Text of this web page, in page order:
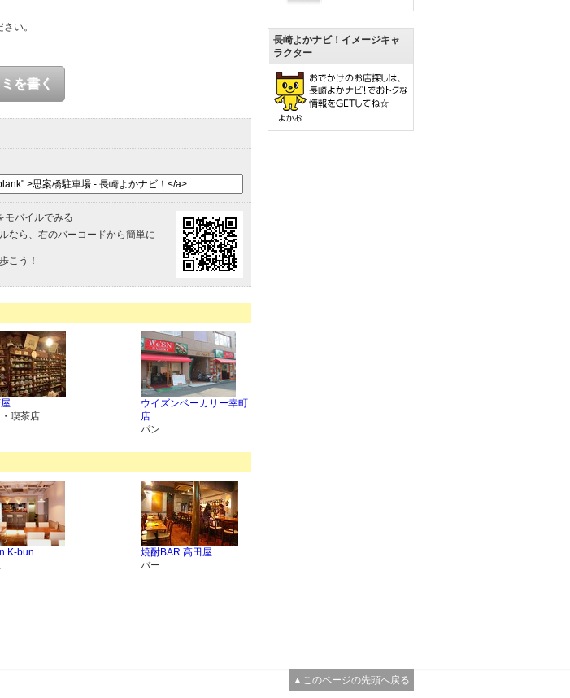
い。
を書く
モバイルでみる
なら、右のバーコードから簡単に
こう！
喫茶店
ウイズンベーカリー幸町
店
パン
K-bun
焼酎BAR 高田屋
バー
長崎よかナビ！イメージキャ
ラクター
▲このページの先頭へ戻る